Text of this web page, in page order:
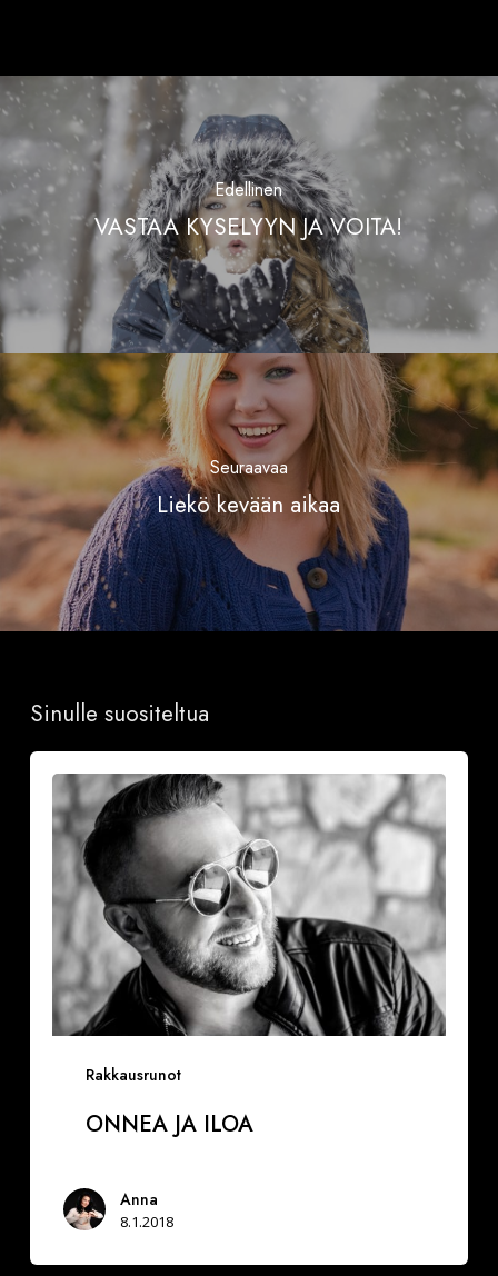
Edellinen
VASTAA KYSELYYN JA VOITA!
Seuraavaa
Liekö kevään aikaa
Sinulle suositeltua
Rakkausrunot
iloa
ONNEA JA ILOA
Anna
8.1.2018